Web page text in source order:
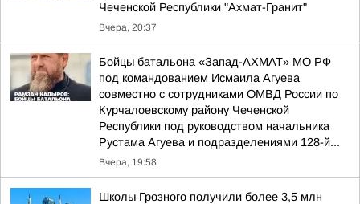
Чеченской Республики "Ахмат-Гранит"
Вчера, 20:37
Бойцы батальона «Запад-АХМАТ» МО РФ
под командованием Исмаила Агуева
совместно с сотрудниками ОМВД России по
Курчалоевскому району Чеченской
Республики под руководством начальника
Рустама Агуева и подразделениями 128-й...
Вчера, 19:58
Школы Грозного получили более 3,5 млн